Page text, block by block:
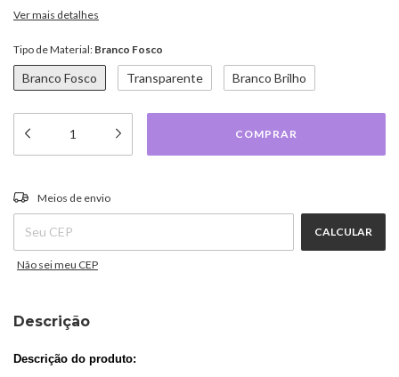
Ver mais detalhes
Tipo de Material: Branco Fosco
Branco Fosco Transparente Branco Brilho
Entregas para o CEP:
Meios de envio
CALCULAR
Não sei meu CEP
Descrição
Descrição do produto: